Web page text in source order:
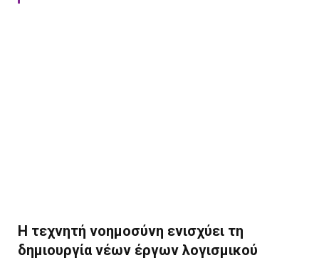
Η τεχνητή νοημοσύνη ενισχύει τη
δημιουργία νέων έργων λογισμικού